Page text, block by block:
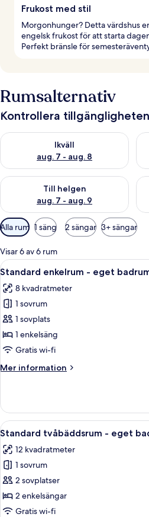
Frukost med stil
Morgonhunger? Detta värdshus
engelsk frukost för att starta
Perfekt bränsle för
Rumsalternativ
Kontrollera
Ikväll
aug. 7 - aug. 8
Kontrollera tillgängligheten för
Till helgen
aug. 7 - aug. 9
Kontrollera tillgängligheten för
Tillgängliga
filter
för
rum
Alla rum 1 säng 2 sängar 3+ sängar
Visar 6 av 6 rum
Öppna
alla
foton
för
Standard
enkelrum
-
badrum
Ett
13
Standard enkelrum - eget
8 kvadratmeter
1 sovrum
1 sovplats
1 enkelsäng
Gratis wi-fi
Mer information
Mer
enkelrum
eget
Öppna
alla
foton
för
Standard
tvåbäddsrum
-
Ett
10
Standard tvåbäddsrum - eget
12 kvadratmeter
1 sovrum
2 sovplatser
2 enkelsängar
Gratis wi-fi